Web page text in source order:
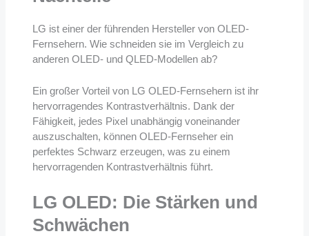
LG ist einer der führenden Hersteller von OLED-
Fernsehern. Wie schneiden sie im Vergleich zu
anderen OLED- und QLED-Modellen ab?
Ein großer Vorteil von LG OLED-Fernsehern ist ihr
hervorragendes Kontrastverhältnis. Dank der
Fähigkeit, jedes Pixel unabhängig voneinander
auszuschalten, können OLED-Fernseher ein
perfektes Schwarz erzeugen, was zu einem
hervorragenden Kontrastverhältnis führt.
LG OLED: Die Stärken und
Schwächen